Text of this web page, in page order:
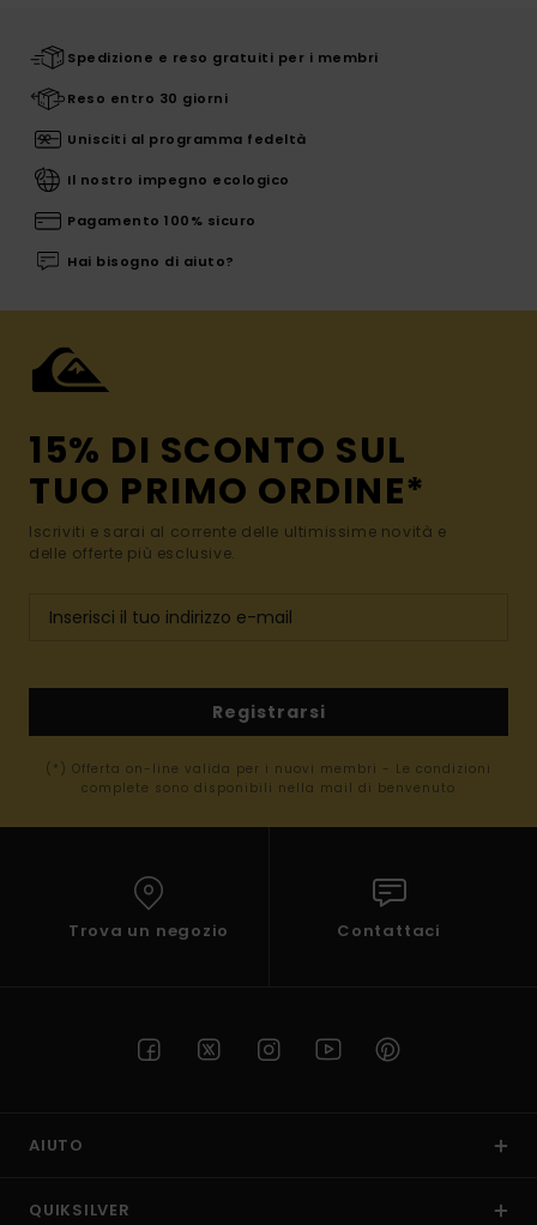
Spedizione e reso gratuiti per i membri
Reso entro 30 giorni
Unisciti al programma fedeltà
Il nostro impegno ecologico
Pagamento 100% sicuro
Hai bisogno di aiuto?
15% DI SCONTO SUL
TUO PRIMO ORDINE*
Iscriviti e sarai al corrente delle ultimissime novità e
delle offerte più esclusive.
Registrarsi
(*) Offerta on-line valida per i nuovi membri - Le condizioni
complete sono disponibili nella mail di benvenuto
Trova un negozio Contattaci
AIUTO
QUIKSILVER